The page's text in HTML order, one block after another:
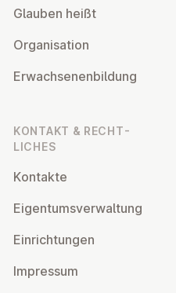
Glauben heißt
Or­gan­isa­tion
Er­wach­sen­en­bildung
KONTAKT & RECHT­
LICHES
Kontakte
Ei­gentums­ver­wal­tung
Ein­rich­tun­gen
Impressum